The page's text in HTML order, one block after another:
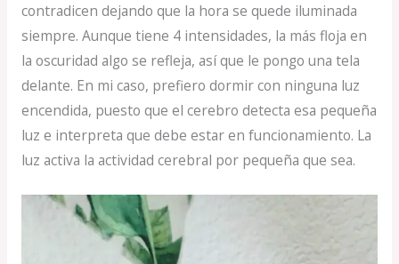
contradicen dejando que la hora se quede iluminada
siempre. Aunque tiene 4 intensidades, la más floja en
la oscuridad algo se refleja, así que le pongo una tela
delante. En mi caso, prefiero dormir con ninguna luz
encendida, puesto que el cerebro detecta esa pequeña
luz e interpreta que debe estar en funcionamiento. La
luz activa la actividad cerebral por pequeña que sea.